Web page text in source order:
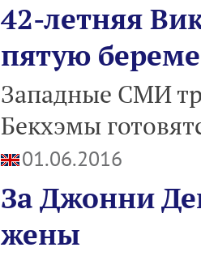
42-летняя
пятую
Западные СМИ
Бекхэмы
01.06.2016
За Джонни
жены